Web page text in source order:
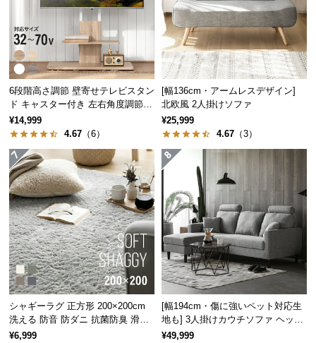
開
設
置
サ
ー
ビ
ス
に
つ
い
て
搬
入
経
路
に
つ
6段階高さ調節 壁寄せテレビスタン
ド キャスター付き 左右角度調節機
能
¥14,999
4.67 （6）
[幅136cm・アームレスデザイン]
北欧風 2人掛けソファ
¥25,999
4.67 （3）
シャギーラグ 正方形 200×200cm
洗える 防音 防ダニ 抗菌防臭 滑り
止め付き
¥6,999
[幅194cm・傷に強いペット対応生
地も] 3人掛けカウチソファ ヘッド
レスト付 レイアウト自由 広々設計
¥49,999